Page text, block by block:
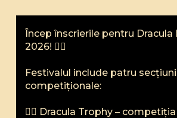
Încep înscrierile pentru Dracula
2026! 🧛‍♂️
Festivalul include patru secțiuni
competiționale:
🧛‍♂️ Dracula Trophy –